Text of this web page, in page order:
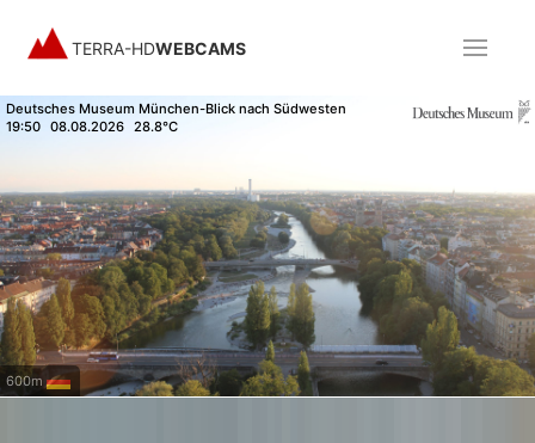
TERRA-HDWEBCAMS
Deutsches Museum München-Blick nach Südwesten
19:50 08.08.2026 28.8°C
600m